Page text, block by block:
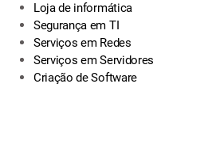
Loja de informática
Segurança em TI
Serviços em Redes
Serviços em Servidores
Criação de Software